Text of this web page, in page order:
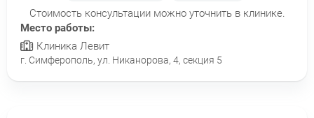
Стоимость консультации можно уточнить в клинике.
Место работы:
Клиника Левит
г. Симферополь, ул. Никанорова, 4, секция 5